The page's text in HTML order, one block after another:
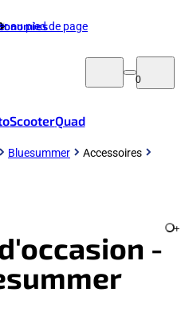
au pied de page
0
ScooterQuad
Bluesummer Accessoires
- +